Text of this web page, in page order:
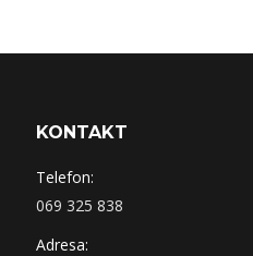
KONTAKT
Telefon:
069 325 838
Adresa: